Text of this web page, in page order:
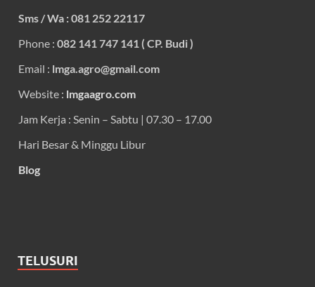
Sms / Wa : 081 252 22117
Phone : 082 141 747 141 ( CP. Budi )
Email : lmga.agro@gmail.com
Website : lmgaagro.com
Jam Kerja : Senin – Sabtu | 07.30 – 17.00
Hari Besar & Minggu Libur
Blog
TELUSURI